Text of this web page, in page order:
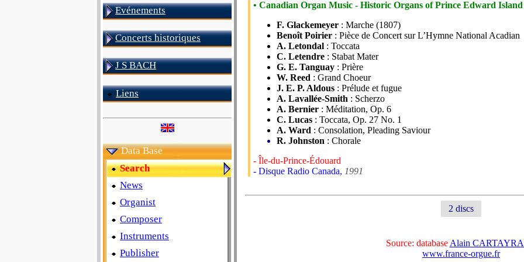
Evénements
Concerts historiques
J S BACH
Liens
Data Base
Search
News
Organist
Composer
Instruments
Publisher
• Canadian Organ Music - Historic Organs of Prince Edward Island
F. Glackemeyer : Marche (1807)
Benoît Poirier : Pièce de Concert sur L’Hymne National Acadian
A. Letondal : Toccata
C. Letendre : Stabat Mater
G. E. Tanguay : Prière
W. Reed : Grand Choeur
J. E. P. Aldous : Prélude et fugue
A. Lavallée-Smith : Scherzo
A. Bernier : Méditation, Op. 6
C. Lucas : Toccata, Op. 27 No. 1
A. Ward : Consolation, Pleading Saviour
R. Johnston : Chorale
- Île-du-Prince-Édouard
- Disque Radio Canada, 1991
2 discs
Source: database Alain
www.france-orgue.fr